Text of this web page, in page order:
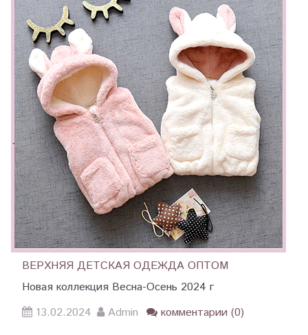
ВЕРХНЯЯ ДЕТСКАЯ ОДЕЖДА ОПТОМ
Новая коллекция Весна-Осень 2024 г
13.02.2024
Admin комментарии (0)